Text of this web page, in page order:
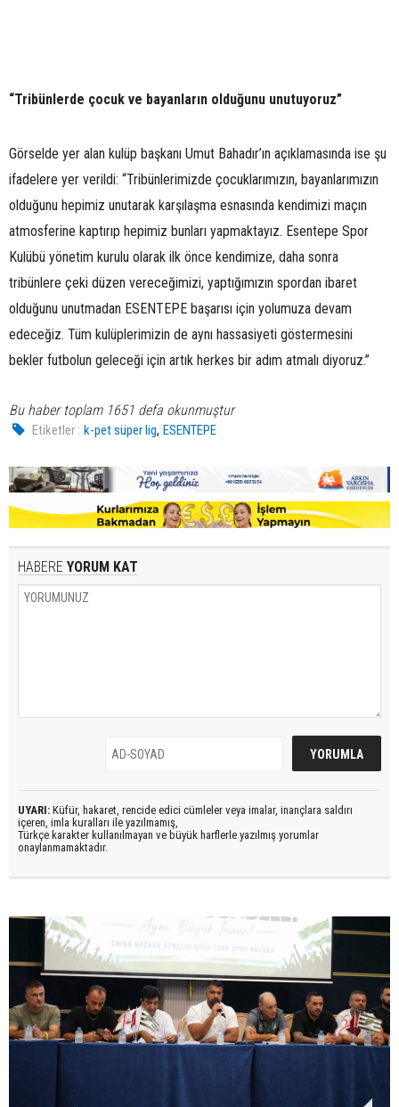
“Tribünlerde çocuk ve bayanların olduğunu unutuyoruz”
Görselde yer alan kulüp başkanı Umut Bahadır’ın açıklamasında ise şu
ifadelere yer verildi: “Tribünlerimizde çocuklarımızın, bayanlarımızın
olduğunu hepimiz unutarak karşılaşma esnasında kendimizi maçın
atmosferine kaptırıp hepimiz bunları yapmaktayız. Esentepe Spor
Kulübü yönetim kurulu olarak ilk önce kendimize, daha sonra
tribünlere çeki düzen vereceğimizi, yaptığımızın spordan ibaret
olduğunu unutmadan ESENTEPE başarısı için yolumuza devam
edeceğiz. Tüm kulüplerimizin de aynı hassasiyeti göstermesini
bekler futbolun geleceği için artık herkes bir adım atmalı diyoruz.”
Bu haber toplam 1651 defa okunmuştur
Etiketler : k-pet süper lig,ESENTEPE
HABERE YORUM KAT
UYARI: Küfür, hakaret, rencide edici cümleler veya imalar, inançlara saldırı
içeren, imla kuralları ile yazılmamış,
Türkçe karakter kullanılmayan ve büyük harflerle yazılmış yorumlar
onaylanmamaktadır.